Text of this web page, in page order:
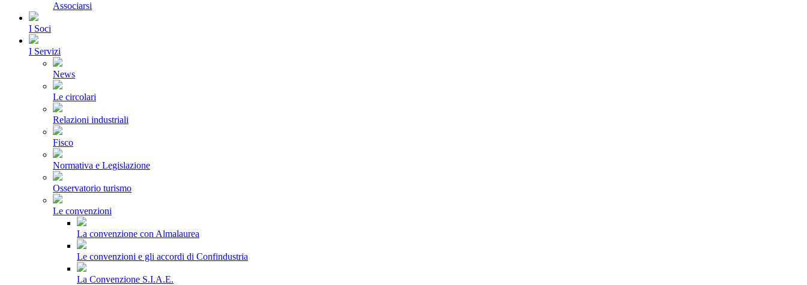
Associarsi
I Soci
I Servizi
News
Le circolari
Relazioni industriali
Fisco
Normativa e Legislazione
Osservatorio turismo
Le convenzioni
La convenzione con Almalaurea
Le convenzioni e gli accordi di Confindustria
La Convenzione S.I.A.E.